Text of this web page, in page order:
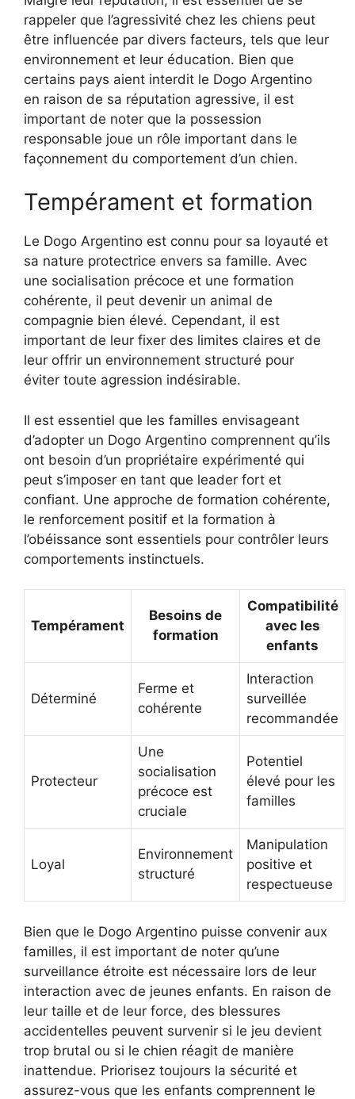
rappeler que l’agressivité chez les chiens peut
être influencée par divers facteurs, tels que leur
environnement et leur éducation. Bien que
certains pays aient interdit le Dogo Argentino
en raison de sa réputation agressive, il est
important de noter que la possession
responsable joue un rôle important dans le
façonnement du comportement d’un chien.
Tempérament et formation
Le Dogo Argentino est connu pour sa loyauté et
sa nature protectrice envers sa famille. Avec
une socialisation précoce et une formation
cohérente, il peut devenir un animal de
compagnie bien élevé. Cependant, il est
important de leur fixer des limites claires et de
leur offrir un environnement structuré pour
éviter toute agression indésirable.
Il est essentiel que les familles envisageant
d’adopter un Dogo Argentino comprennent qu’ils
ont besoin d’un propriétaire expérimenté qui
peut s’imposer en tant que leader fort et
confiant. Une approche de formation cohérente,
le renforcement positif et la formation à
l’obéissance sont essentiels pour contrôler leurs
comportements instinctuels.
Tempérament
Besoins de
formation
Compatibilité
avec les
enfants
Déterminé
Ferme et
cohérente
Interaction
surveillée
recommandée
Protecteur
Une
socialisation
précoce est
cruciale
Potentiel
élevé pour les
familles
Loyal
Environnement
structuré
Manipulation
positive et
respectueuse
Bien que le Dogo Argentino puisse convenir aux
familles, il est important de noter qu’une
surveillance étroite est nécessaire lors de leur
interaction avec de jeunes enfants. En raison de
leur taille et de leur force, des blessures
accidentelles peuvent survenir si le jeu devient
trop brutal ou si le chien réagit de manière
inattendue. Priorisez toujours la sécurité et
assurez-vous que les enfants comprennent le